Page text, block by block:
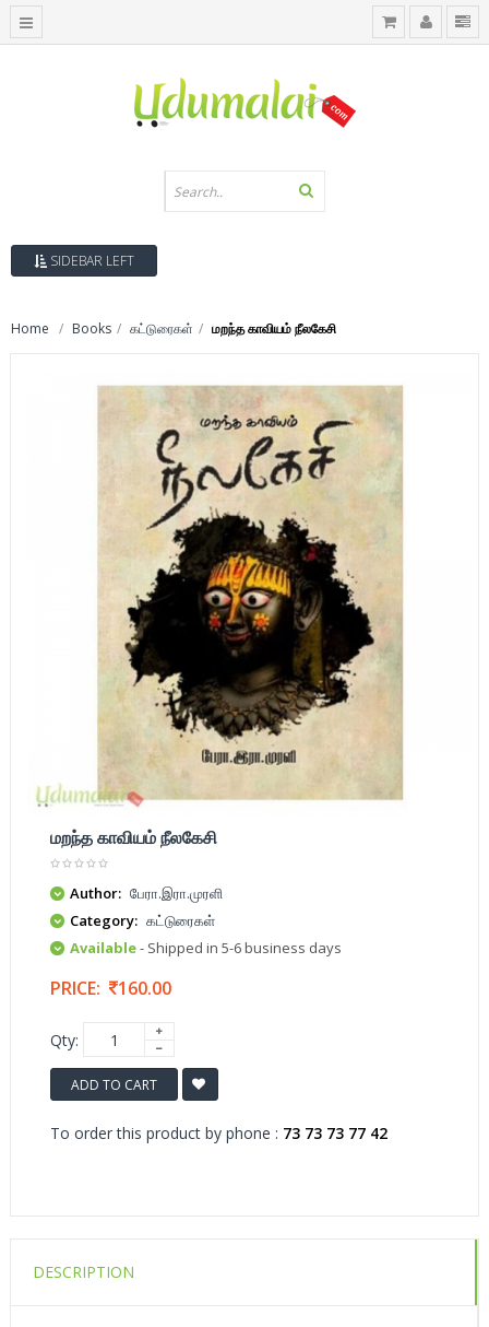
SIDEBAR LEFT
Home Books கட்டுரைகள் மறந்த காவியம் நீலகேசி
மறந்த காவியம் நீலகேசி
Author: பேரா.இரா.முரளி
Category: கட்டுரைகள்
Available- Shipped in 5-6 business days
PRICE: 160.00
Qty:
ADD TO CART
To order this product by phone : 73 73 73 77 42
DESCRIPTION